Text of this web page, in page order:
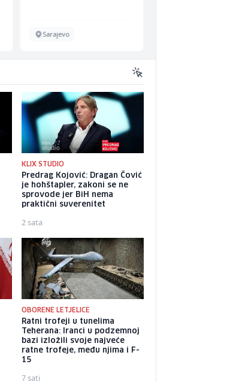
Sarajevo
KLIX STUDIO
Predrag Kojović: Dragan Čović
je hohštapler, zakoni se ne
sprovode jer BiH nema
praktični suverenitet
2 sata
OBORENE LETJELICE
Ratni trofeji u tunelima
Teherana: Iranci u podzemnoj
bazi izložili svoje najveće
ratne trofeje, među njima i F-
15
7 sati